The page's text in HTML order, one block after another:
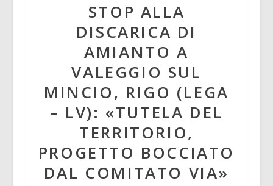
STOP ALLA
DISCARICA DI
AMIANTO A
VALEGGIO SUL
MINCIO, RIGO (LEGA
– LV): «TUTELA DEL
TERRITORIO,
PROGETTO BOCCIATO
DAL COMITATO VIA»